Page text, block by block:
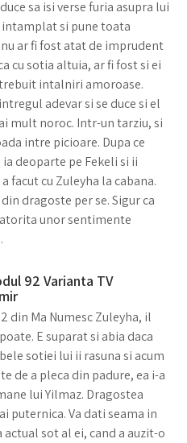
sa isi verse furia asupra lui
intamplat si pune toata
ar fi fost atat de imprudent
cu sotia altuia, ar fi fost si ei
intalniri amoroase.
adevar si se duce si el
mult noroc. Intr-un tarziu, si
intre picioare. Dupa ce
deoparte pe Fekeli si ii
facut cu Zuleyha la cabana.
dragoste per se. Sigur ca
unor sentimente
92 Varianta TV
din Ma Numesc Zuleyha, il
E suparat si abia daca
sotiei lui ii rasuna si acum
de a pleca din padure, ea i-a
lui Yilmaz. Dragostea
puternica. Va dati seama in
actual sot al ei, cand a auzit-o